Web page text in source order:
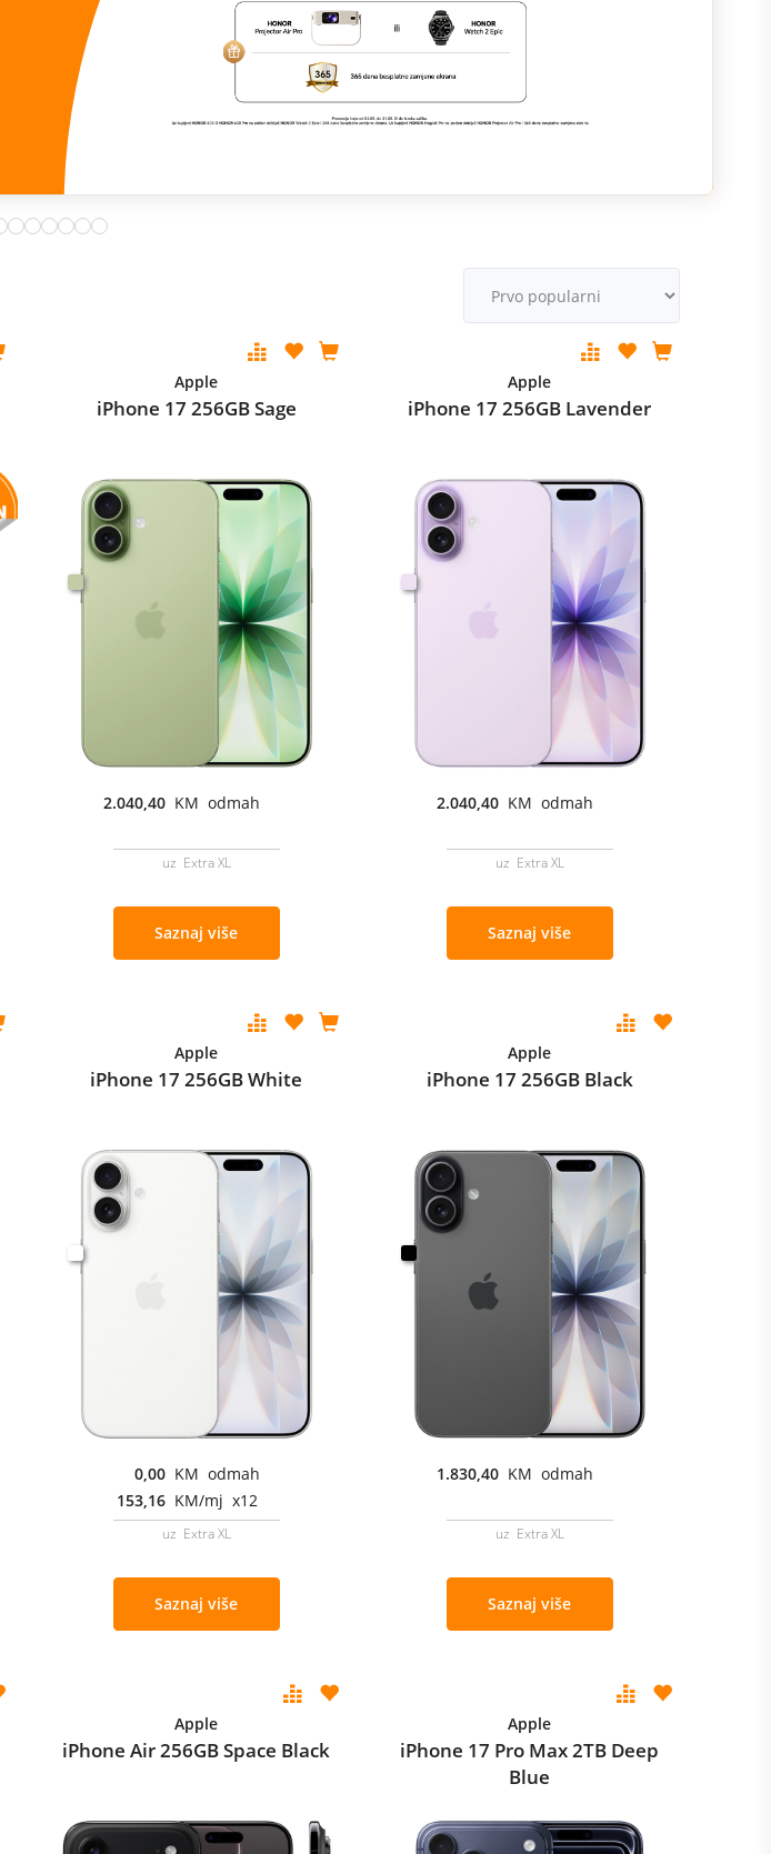
Apple
iPhone 17 256GB Sage
2.040,40 KM odmah
uz Extra XL
Saznaj više
Apple
iPhone 17 256GB Lavender
2.040,40 KM odmah
uz Extra XL
Saznaj više
Apple
iPhone 17 256GB White
0,00 KM odmah
153,16 KM/mj x12
uz Extra XL
Saznaj više
Apple
iPhone 17 256GB Black
1.830,40 KM odmah
uz Extra XL
Saznaj više
Apple
iPhone Air 256GB Space Black
Apple
iPhone 17 Pro Max 2TB Deep
Blue